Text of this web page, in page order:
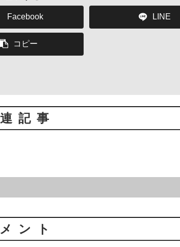
Facebook LINE
コピー
記事
ント